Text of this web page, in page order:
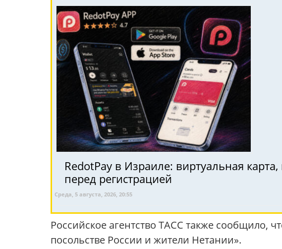
RedotPay в Израиле: виртуальная
перед регистрацией
Среда, 5 августа, 2026, 20:55
Российское агентство ТАСС также сообщило,
посольстве России и жители Нетании».